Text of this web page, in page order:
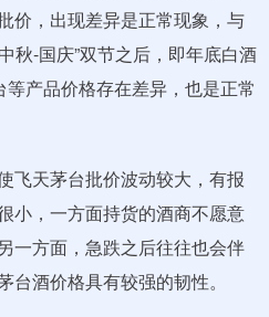
价，出现差异是正常现象，与
秋-国庆”双节之后，即年底白酒
等产品价格存在差异，也是正常
飞天茅台批价波动较大，有报
小，一方面持货的酒商不愿意
一方面，急跌之后往往也会伴
酒价格具有较强的韧性。